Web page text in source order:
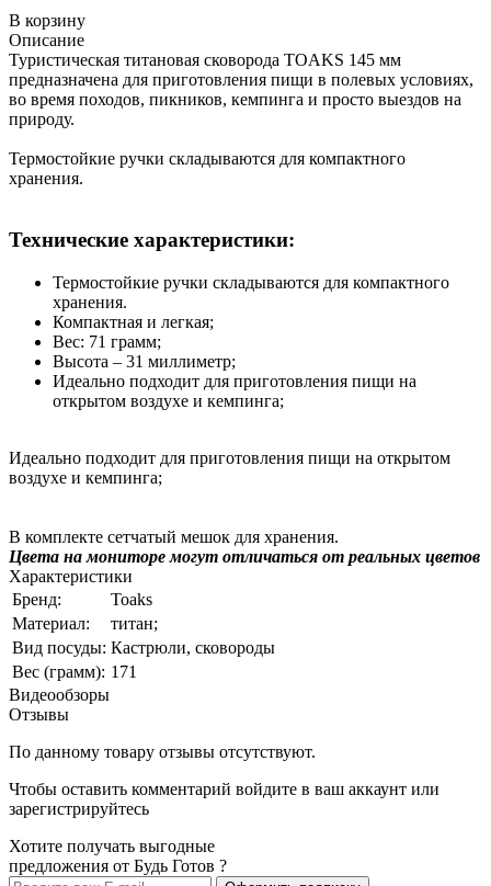
В корзину
Описание
Туристическая титановая сковорода TOAKS 145 мм
предназначена для приготовления пищи в полевых условиях,
во время походов, пикников, кемпинга и просто выездов на
природу.
Термостойкие ручки складываются для компактного
хранения.
Технические характеристики:
Термостойкие ручки складываются для компактного
хранения.
Компактная и легкая;
Вес: 71 грамм;
Высота – 31 миллиметр;
Идеально подходит для приготовления пищи на
открытом воздухе и кемпинга;
Идеально подходит для приготовления пищи на открытом
воздухе и кемпинга;
В комплекте сетчатый мешок для хранения.
Цвета на мониторе могут отличаться от реальных цветов
Характеристики
Бренд:
Toaks
Материал:
титан;
Вид посуды: Кастрюли, сковороды
Вес (грамм): 171
Видеообзоры
Отзывы
По данному товару отзывы отсутствуют.
Чтобы оставить комментарий войдите в ваш аккаунт или
зарегистрируйтесь
Хотите получать выгодные
предложения от Будь Готов ?